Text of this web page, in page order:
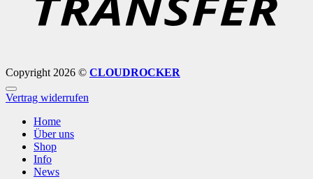
Copyright 2026 © CLOUDROCKER
Vertrag widerrufen
Home
Über uns
Shop
Info
News